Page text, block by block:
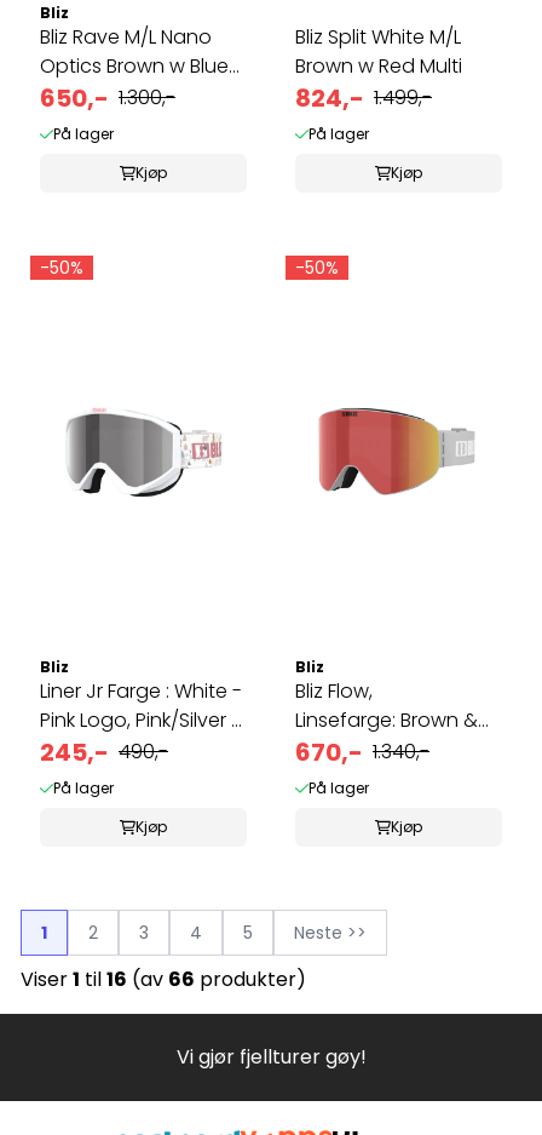
Bliz
Bliz Rave M/L Nano
Optics Brown w Blue
multi, ...
650,- 1.300,-
På lager
Kjøp
Bliz Split White M/L
Brown w Red Multi
824,- 1.499,-
På lager
Kjøp
-50%
Bliz
Liner Jr Farge : White -
Pink Logo, Pink/Silver ...
245,- 490,-
På lager
Kjøp
-50%
Bliz
Bliz Flow,
Linsefarge: Brown &
Red, ...
670,- 1.340,-
På lager
Kjøp
1 2 3 4 5 Neste >>
Viser1 til16 (av 66 produkter)
Vi gjør fjellturer gøy!